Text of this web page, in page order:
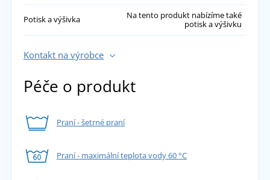
Potisk a výšivka
Na tento produkt nabízíme také
potisk a výšivku
Kontakt na výrobce
Péče o produkt
Praní - šetrné praní
Praní - maximální teplota vody 60 °C